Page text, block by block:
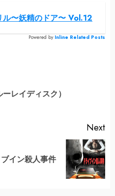
ル〜妖精のドア〜 Vol.12
Powered by Inline Related Posts
レイディスク）
Next
ブイン殺人事件